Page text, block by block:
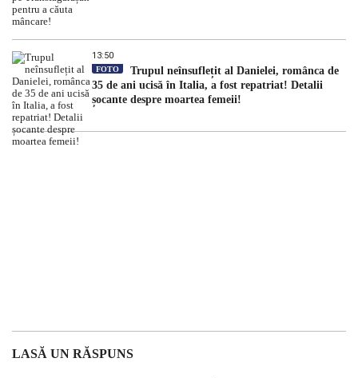
13:50
FOTO
Trupul neînsuflețit al Danielei, românca de
35 de ani ucisă în Italia, a fost repatriat! Detalii
șocante despre moartea femeii!
LASĂ UN RĂSPUNS